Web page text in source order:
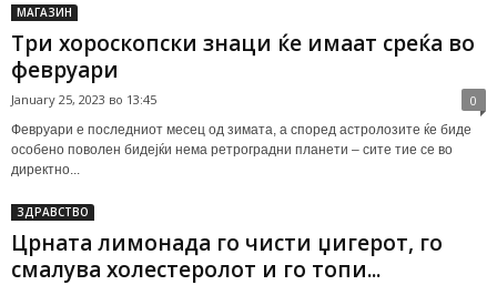
МАГАЗИН
Три хороскопски знаци ќе имаат среќа во
февруари
January 25, 2023 во 13:45 0
Февруари е последниот месец од зимата, а според астролозите ќе биде
особено поволен бидејќи нема ретроградни планети – сите тие се во
директно...
ЗДРАВСТВО
Црната лимонада го чисти џигерот, го
смалува холестеролот и го топи...